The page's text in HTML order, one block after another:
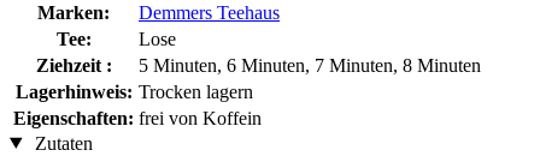
Marken:
Demmers Teehaus
Tee:
Lose
Ziehzeit :
5 Minuten, 6 Minuten, 7 Minuten, 8 Minuten
Lagerhinweis: Trocken lagern
Eigenschaften: frei von Koffein
Zutaten